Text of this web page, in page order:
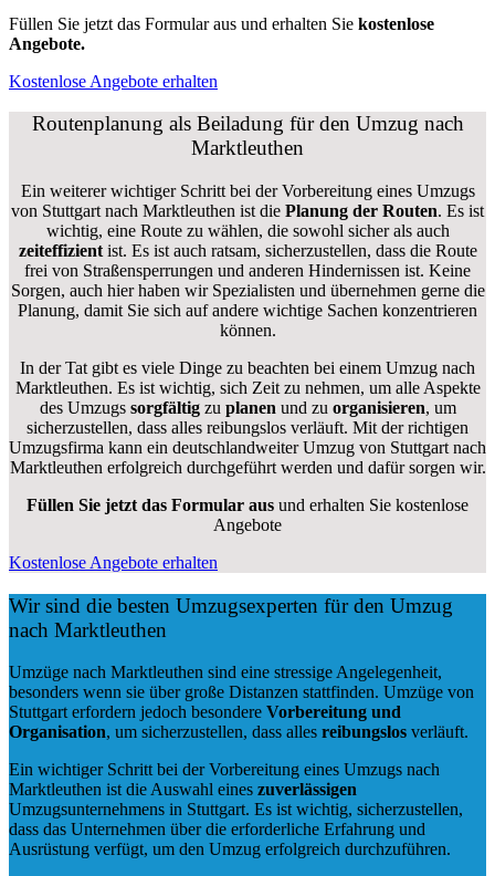
Füllen Sie jetzt das Formular aus und erhalten Sie kostenlose
Angebote.
Kostenlose Angebote erhalten
Routenplanung als Beiladung für den Umzug nach
Marktleuthen
Ein weiterer wichtiger Schritt bei der Vorbereitung eines Umzugs
von Stuttgart nach Marktleuthen ist die Planung der Routen. Es ist
wichtig, eine Route zu wählen, die sowohl sicher als auch
zeiteffizientist. Es ist auch ratsam, sicherzustellen, dass die Route
frei von Straßensperrungen und anderen Hindernissen ist. Keine
Sorgen, auch hier haben wir Spezialisten und übernehmen gerne die
Planung, damit Sie sich auf andere wichtige Sachen konzentrieren
können.
In der Tat gibt es viele Dinge zu beachten bei einem Umzug nach
Marktleuthen. Es ist wichtig, sich Zeit zu nehmen, um alle Aspekte
des Umzugs sorgfältigzu planen und zu organisieren, um
sicherzustellen, dass alles reibungslos verläuft. Mit der richtigen
Umzugsfirma kann ein deutschlandweiter Umzug von Stuttgart nach
Marktleuthen erfolgreich durchgeführt werden und dafür sorgen wir.
Füllen Sie jetzt das Formular aus und erhalten Sie kostenlose
Angebote
Kostenlose Angebote erhalten
Wir sind die besten Umzugsexperten für den Umzug
nach Marktleuthen
Umzüge nach Marktleuthen sind eine stressige Angelegenheit,
besonders wenn sie über große Distanzen stattfinden. Umzüge von
Stuttgart erfordern jedoch besondere Vorbereitung und
Organisation, um sicherzustellen, dass alles reibungslos verläuft.
Ein wichtiger Schritt bei der Vorbereitung eines Umzugs nach
Marktleuthen ist die Auswahl eines zuverlässigen
Umzugsunternehmens in Stuttgart. Es ist wichtig, sicherzustellen,
dass das Unternehmen über die erforderliche Erfahrung und
Ausrüstung verfügt, um den Umzug erfolgreich durchzuführen.